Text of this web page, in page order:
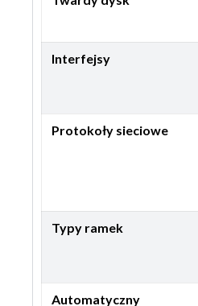
Interfejsy
Protokoły sieciowe
Typy ramek
Automatyczny